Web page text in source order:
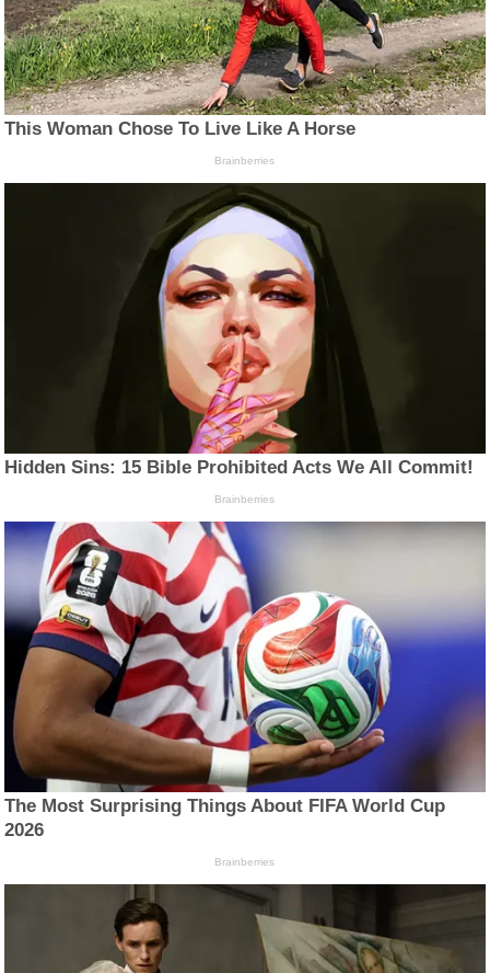
This Woman Chose To Live Like A Horse
Brainberries
Hidden Sins: 15 Bible Prohibited Acts We All Commit!
Brainberries
The Most Surprising Things About FIFA World Cup
2026
Brainberries